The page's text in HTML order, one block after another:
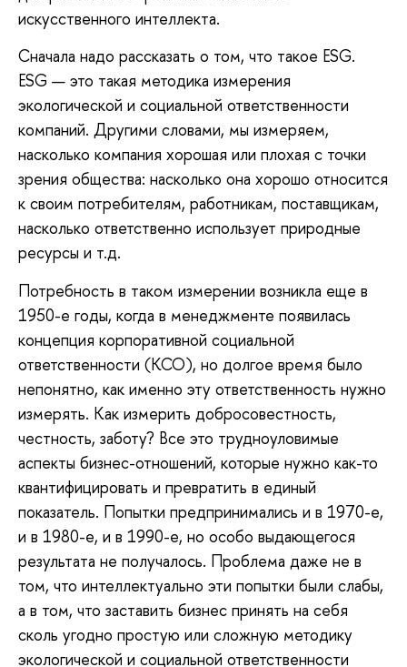
искусственного интеллекта.
Сначала надо рассказать о том, что такое ESG.
ESG — это такая методика измерения
экологической и социальной ответственности
компаний. Другими словами, мы измеряем,
насколько компания хорошая или плохая с точки
зрения общества: насколько она хорошо относится
к своим потребителям, работникам, поставщикам,
насколько ответственно использует природные
ресурсы и т.д.
Потребность в таком измерении возникла еще в
1950-е годы, когда в менеджменте появилась
концепция корпоративной социальной
ответственности (КСО), но долгое время было
непонятно, как именно эту ответственность нужно
измерять. Как измерить добросовестность,
честность, заботу? Все это трудноуловимые
аспекты бизнес-отношений, которые нужно как-то
квантифицировать и превратить в единый
показатель. Попытки предпринимались и в 1970-е,
и в 1980-е, и в 1990-е, но особо выдающегося
результата не получалось. Проблема даже не в
том, что интеллектуально эти попытки были слабы,
а в том, что заставить бизнес принять на себя
сколь угодно простую или сложную методику
экологической и социальной ответственности